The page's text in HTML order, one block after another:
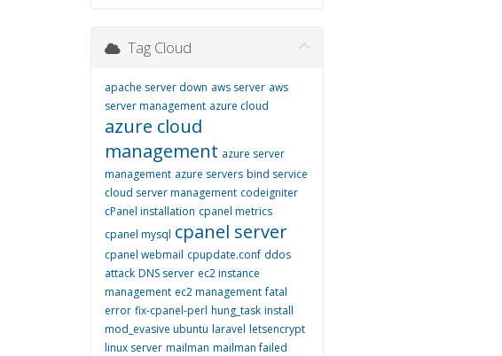
Tag Cloud
apache server down aws server aws
server management azure cloud
azure cloud
management azure server
management azure servers bind service
cloud server management codeigniter
cPanel installation cpanel metrics
cpanel mysql cpanel server
cpanel webmail cpupdate.conf ddos
attack DNS server ec2 instance
management ec2 management fatal
error fix-cpanel-perl hung_task install
mod_evasive ubuntu laravel letsencrypt
linux server mailman mailman failed